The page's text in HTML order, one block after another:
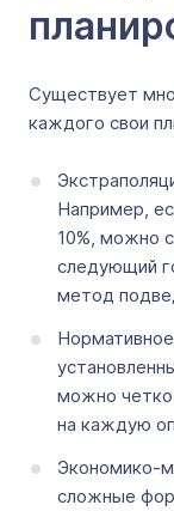
Существует
каждого свои
Например,
10%, можно
следующий
метод
можно четко
на каждую
Экономико-
сложные